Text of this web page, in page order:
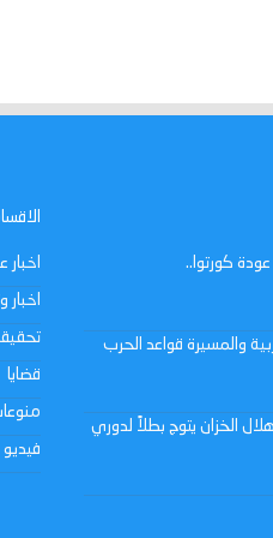
كورتوا..
والمسيرة قواعد الحرب
الخزان يتوج بطلاً لدوري
اخبار
اخبار
قضايا
فيديو